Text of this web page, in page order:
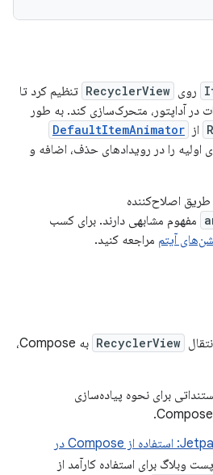
روی RecyclerView تنظیم کرد تا
در آداپتور، متحرک‌سازی کند. به طور
از DefaultItemAnimator
اولیه را در رویدادهای حذف، اضافه و
مفهوم مشابهی دارند. برای کسب
آیتم مراجعه کنید.
RecyclerView
به Compose،
برای نحوه پیاده‌سازی
تعامل Jetpack Compose: استفاده از Compose در
وبلاگ برای استفاده کارآمد از